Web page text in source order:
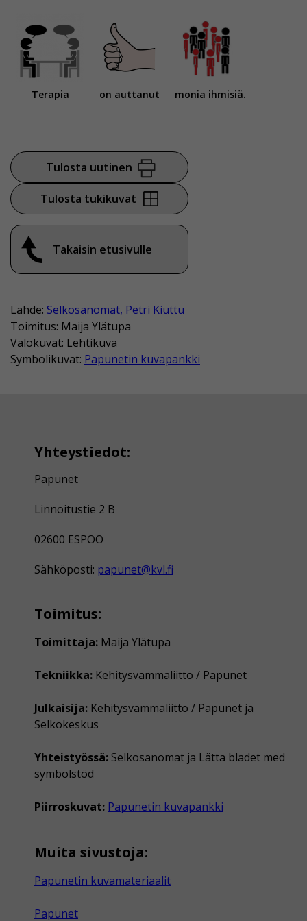
Terapia on auttanut monia ihmisiä.
Tulosta uutinen
Tulosta tukikuvat
Takaisin etusivulle
Lähde: Selkosanomat, Petri Kiuttu
Toimitus: Maija Ylätupa
Valokuvat: Lehtikuva
Symbolikuvat: Papunetin kuvapankki
Yhteystiedot:
Papunet
Linnoitustie 2 B
02600 ESPOO
Sähköposti: papunet@kvl.fi
Toimitus:
Toimittaja: Maija Ylätupa
Tekniikka: Kehitysvammaliitto / Papunet
Julkaisija: Kehitysvammaliitto / Papunet ja
Selkokeskus
Yhteistyössä: Selkosanomat ja Lätta bladet med
symbolstöd
Piirroskuvat: Papunetin kuvapankki
Muita sivustoja:
Papunetin kuvamateriaalit
Papunet